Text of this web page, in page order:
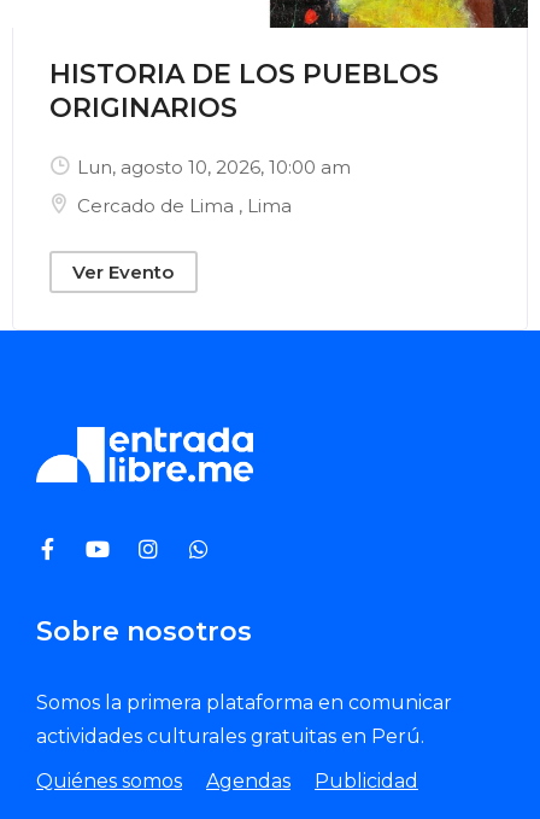
HISTORIA DE LOS PUEBLOS
ORIGINARIOS
Lun, agosto 10, 2026, 10:00 am
Cercado de Lima , Lima
Ver Evento
Sobre nosotros
Somos la primera plataforma en comunicar
actividades culturales gratuitas en Perú.
Quiénes somos
Agendas Publicidad